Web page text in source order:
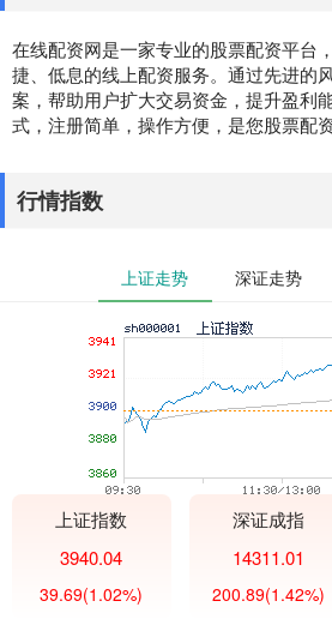
在线配资网是一家专业的股票配资平台
捷、低息的线上配资服务。通过先进的
案，帮助用户扩大交易资金，提升盈利
式，注册简单，操作方便，是您股票配
行情指数
上证走势 深证走势
上证指数
3940.04
39.69(1.02%)
深证成指
14311.01
200.89(1.42%)